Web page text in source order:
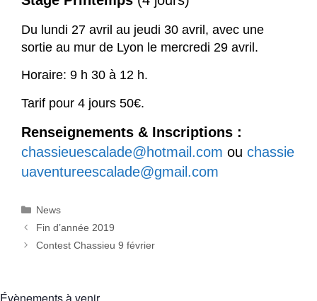
Du lundi 27 avril au jeudi 30 avril, avec une
sortie au mur de Lyon le mercredi 29 avril.
Horaire: 9 h 30 à 12 h.
Tarif pour 4 jours 50€.
Renseignements & Inscriptions :
chassieuescalade@hotmail.com ou chassie
uaventureescalade@gmail.com
Catégories
News
Fin d’année 2019
Contest Chassieu 9 février